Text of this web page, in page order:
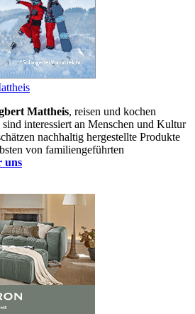
Mattheis, reisen und kochen
interessiert an Menschen und Kultur
nachhaltig hergestellte Produkte
von familiengeführten
uns